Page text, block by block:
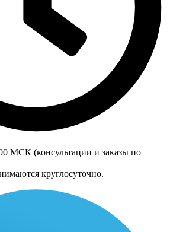
МСК (консультации и заказы по
круглосуточно.